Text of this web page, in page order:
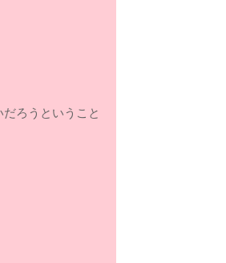
ろうということ